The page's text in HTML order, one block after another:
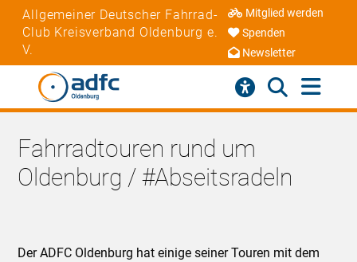
Allgemeiner Deutscher Fahrrad-
Club Kreisverband Oldenburg e.
V.
Mitglied werden
Spenden
Newsletter
Fahrradtouren rund um
Oldenburg / #Abseitsradeln
Der ADFC Oldenburg hat einige seiner Touren mit dem